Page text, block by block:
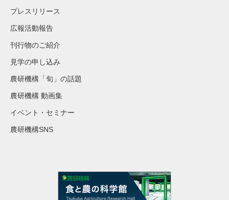
プレスリリース
広報活動報告
刊行物のご紹介
見学の申し込み
農研機構「旬」の話題
農研機構 動画集
イベント・セミナー
農研機構SNS